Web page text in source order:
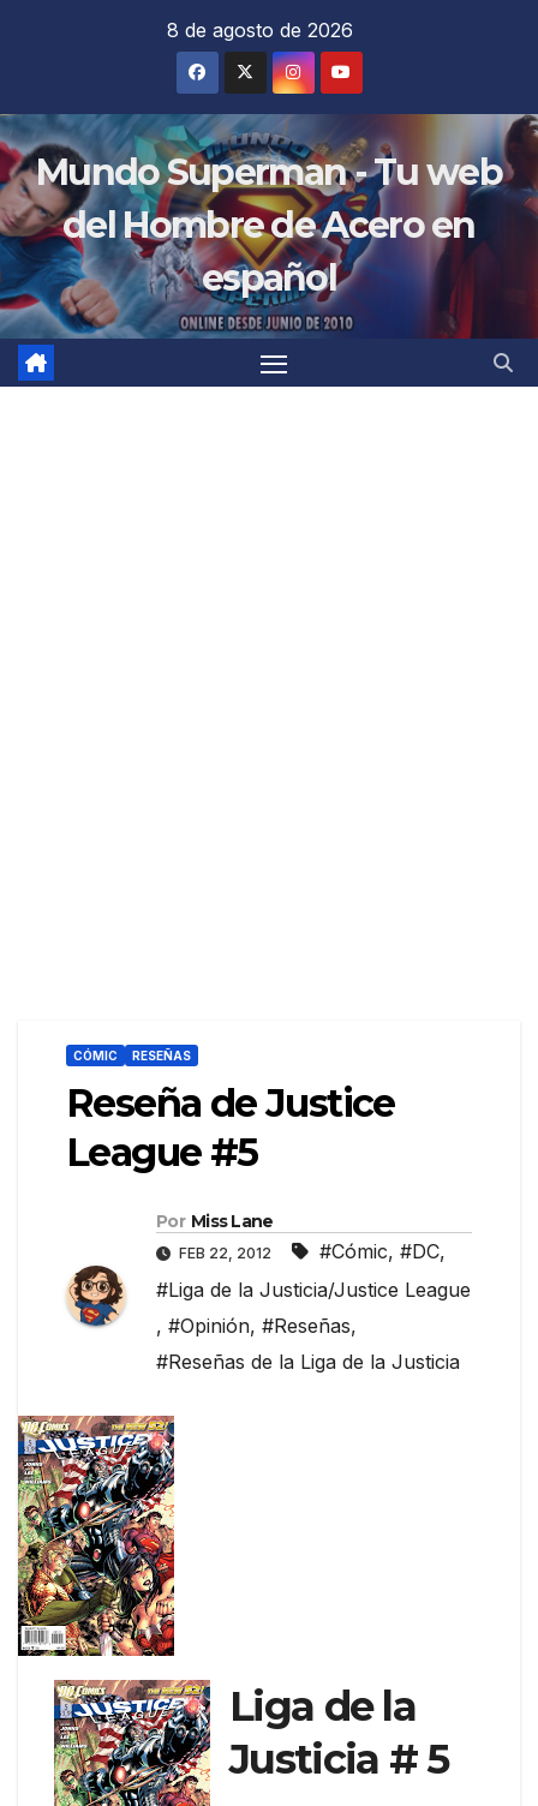
8 de agosto de 2026
Mundo Superman - Tu web
del Hombre de Acero en
español
CÓMIC RESEÑAS
Reseña de Justice
League #5
Por Miss Lane
FEB 22, 2012 #Cómic, #DC,
#Liga de la Justicia/Justice League
, #Opinión, #Reseñas,
#Reseñas de la Liga de la Justicia
Liga de la
Justicia # 5